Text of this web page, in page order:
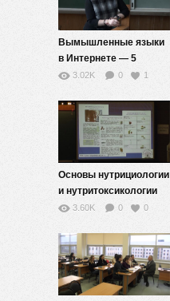
Вымышленные языки
в Интернете — 5
3.02K 0 1
Основы нутрициологии
и нутритоксикологии
(наука о питании и
4
3.60K 0 0